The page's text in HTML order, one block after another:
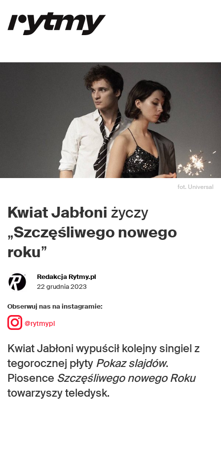
fot. Universal
Kwiat Jabłoni życzy
„Szczęśliwego nowego
roku”
Redakcja Rytmy.pl
22 grudnia 2023
Obserwuj nas na instagramie:
@rytmypl
Kwiat Jabłoni wypuścił kolejny singiel z
tegorocznej płyty Pokaz slajdów.
Piosence Szczęśliwego nowego Roku
towarzyszy teledysk.